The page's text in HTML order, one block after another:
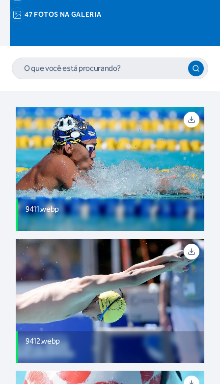
47 FOTOS NA GALERIA
9411.webp
9412.webp